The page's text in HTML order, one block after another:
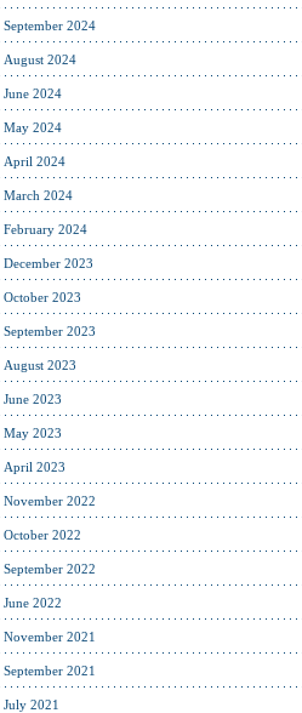
September 2024
August 2024
June 2024
May 2024
April 2024
March 2024
February 2024
December 2023
October 2023
September 2023
August 2023
June 2023
May 2023
April 2023
November 2022
October 2022
September 2022
June 2022
November 2021
September 2021
July 2021